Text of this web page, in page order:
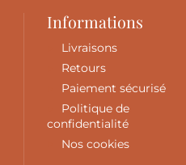
Informations
Livraisons
Retours
Paiement sécurisé
Politique de
confidentialité
Nos cookies